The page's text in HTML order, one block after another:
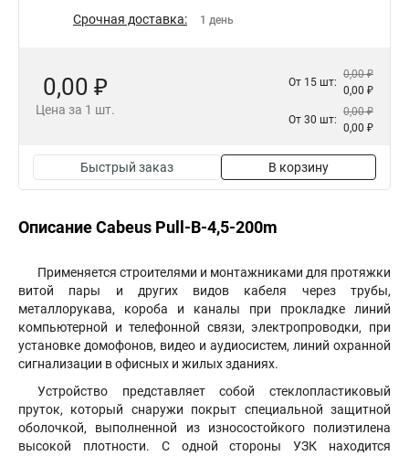
Срочная доставка: 1 день
0,00 ₽
Цена за 1 шт.
От 15 шт:
0,00 ₽
0,00 ₽
От 30 шт:
0,00 ₽
0,00 ₽
Быстрый заказ В корзину
Описание Cabeus Pull-B-4,5-200m
Применяется строителями и монтажниками для протяжки
витой пары и других видов кабеля через трубы,
металлорукава, короба и каналы при прокладке линий
компьютерной и телефонной связи, электропроводки, при
установке домофонов, видео и аудиосистем, линий охранной
сигнализации в офисных и жилых зданиях.
Устройство представляет собой стеклопластиковый
пруток, который снаружи покрыт специальной защитной
оболочкой, выполненной из износостойкого полиэтилена
высокой плотности. С одной стороны УЗК находится